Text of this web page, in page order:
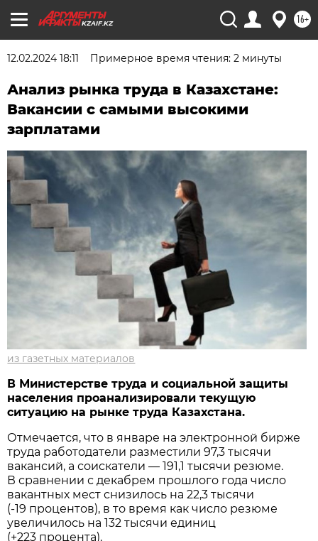
KZAIF.KZ 16+
12.02.2024 18:11 Примерное время чтения: 2 минуты
Анализ рынка труда в Казахстане:
Вакансии с самыми высокими
зарплатами
из газетных материалов
В Министерстве труда и социальной защиты
населения проанализировали текущую
ситуацию на рынке труда Казахстана.
Отмечается, что в январе на электронной бирже
труда работодатели разместили 97,3 тысячи
вакансий, а соискатели — 191,1 тысячи резюме.
В сравнении с декабрем прошлого года число
вакантных мест снизилось на 22,3 тысячи
(-19 процентов), в то время как число резюме
увеличилось на 132 тысячи единиц
(+223 процента).